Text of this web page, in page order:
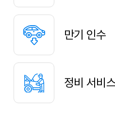
만기 인수
정비 서비